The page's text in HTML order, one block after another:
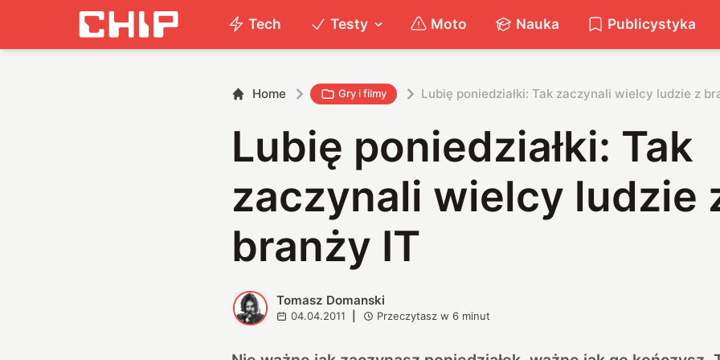
Tech Testy Moto Nauka Publicystyka
Home Gry i filmy Lubię poniedziałki: Tak zaczynali wielcy ludzie z
Lubię poniedziałki: Tak
zaczynali wielcy ludzie
branży IT
T Tomasz Domanski
04.04.2011 Przeczytasz w6 minut